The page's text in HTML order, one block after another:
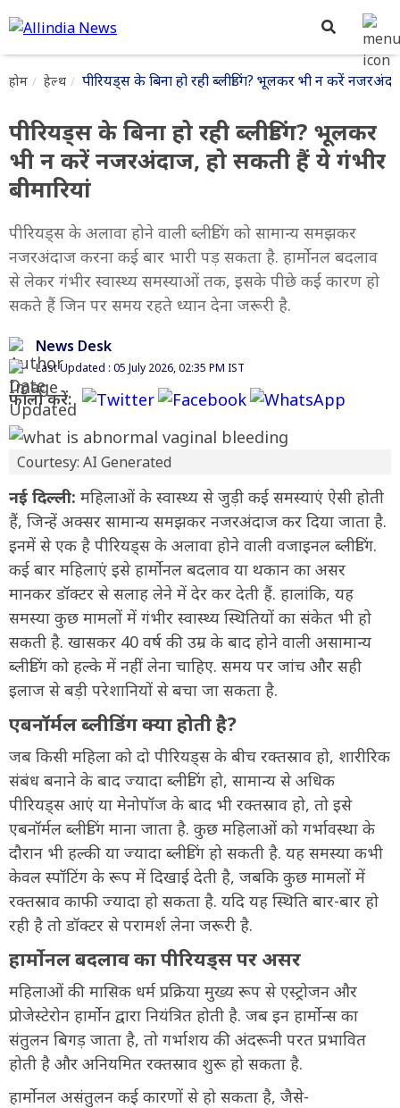
होम हेल्थ पीरियड्स के बिना हो रही ब्लीडिंग? भूलकर भी न करें
पीरियड्स के बिना हो रही ब्लीडिंग? भूलकर
भी न करें नजरअंदाज, हो सकती हैं ये गंभीर
बीमारियां
पीरियड्स के अलावा होने वाली ब्लीडिंग को सामान्य समझकर
नजरअंदाज करना कई बार भारी पड़ सकता है. हार्मोनल बदलाव
से लेकर गंभीर स्वास्थ्य समस्याओं तक, इसके पीछे कई कारण हो
सकते हैं जिन पर समय रहते ध्यान देना जरूरी है.
News Desk
Last Updated : 05 July 2026, 02:35 PM IST
फॉलो करें:
Courtesy: AI Generated
नई दिल्ली: महिलाओं के स्वास्थ्य से जुड़ी कई समस्याएं ऐसी होती
हैं, जिन्हें अक्सर सामान्य समझकर नजरअंदाज कर दिया जाता है.
इनमें से एक है पीरियड्स के अलावा होने वाली वजाइनल ब्लीडिंग.
कई बार महिलाएं इसे हार्मोनल बदलाव या थकान का असर
मानकर डॉक्टर से सलाह लेने में देर कर देती हैं. हालांकि, यह
समस्या कुछ मामलों में गंभीर स्वास्थ्य स्थितियों का संकेत भी हो
सकती है. खासकर 40 वर्ष की उम्र के बाद होने वाली असामान्य
ब्लीडिंग को हल्के में नहीं लेना चाहिए. समय पर जांच और सही
इलाज से बड़ी परेशानियों से बचा जा सकता है.
एबनॉर्मल ब्लीडिंग क्या होती है?
जब किसी महिला को दो पीरियड्स के बीच रक्तस्राव हो, शारीरिक
संबंध बनाने के बाद ज्यादा ब्लीडिंग हो, सामान्य से अधिक
पीरियड्स आएं या मेनोपॉज के बाद भी रक्तस्राव हो, तो इसे
एबनॉर्मल ब्लीडिंग माना जाता है. कुछ महिलाओं को गर्भावस्था के
दौरान भी हल्की या ज्यादा ब्लीडिंग हो सकती है. यह समस्या कभी
केवल स्पॉटिंग के रूप में दिखाई देती है, जबकि कुछ मामलों में
रक्तस्राव काफी ज्यादा हो सकता है. यदि यह स्थिति बार-बार हो
रही है तो डॉक्टर से परामर्श लेना जरूरी है.
हार्मोनल बदलाव का पीरियड्स पर असर
महिलाओं की मासिक धर्म प्रक्रिया मुख्य रूप से एस्ट्रोजन और
प्रोजेस्टेरोन हार्मोन द्वारा नियंत्रित होती है. जब इन हार्मोन्स का
संतुलन बिगड़ जाता है, तो गर्भाशय की अंदरूनी परत प्रभावित
होती है और अनियमित रक्तस्राव शुरू हो सकता है.
हार्मोनल असंतुलन कई कारणों से हो सकता है, जैसे-